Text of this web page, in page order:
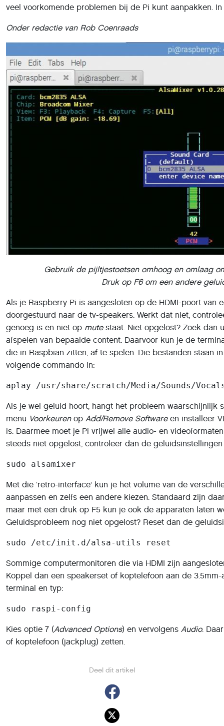
Deel dit artikel
veel voorkomende problemen bij de Pi kunt aanpakken.
Onder redactie van Rob Coenraads
Gebruik de pijltjestoetsen omhoog en omlaag
Druk op F6 om een andere
Als je Raspberry Pi is aangesloten op de HDMI-poort van
doorgestuurd naar de tv-speakers. Werkt dat niet,
genoeg is en niet op mutestaat. Niet opgelost? Zoek dan
afspelen van bepaalde content. Daarvoor kun je de
die in Raspbian zitten, af te spelen. Die bestanden staan
volgende commando in:
aplay /usr/share/scratch/Media/Sounds/
Als je wel geluid hoort, hangt het probleem waarschijnlijk
menu Voorkeurenop Add/Remove Softwareen installeer
is. Daarmee moet je Pi vrijwel alle audio- en
steeds niet opgelost, controleer dan de
sudo alsamixer
Met die ‘retro-interface’ kun je het volume van de
aanpassen en zelfs een andere kiezen. Standaard zijn
maar met een druk op F5 kun je ook de apparaten laten
Geluidsprobleem nog niet opgelost? Reset dan de
sudo /etc/init.d/alsa-utils reset
Sommige computermonitoren die via HDMI zijn
Koppel dan een speakerset of koptelefoon aan de
terminal en typ:
sudo raspi-config
Kies optie 7 (Advanced Options) en vervolgens Audio.
of koptelefoon (jackplug) zetten.